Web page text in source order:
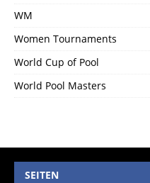
WM
Women Tournaments
World Cup of Pool
World Pool Masters
SEITEN